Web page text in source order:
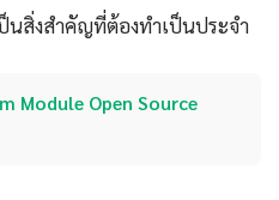
นสิ่งสำคัญที่ต้องทำเป็นประจำ
Module Open Source